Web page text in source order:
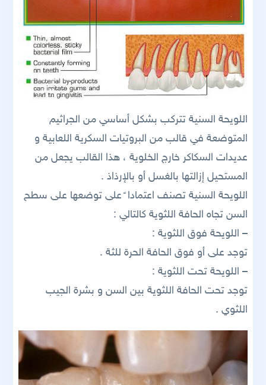
اللويحة السنية تتركب بشكل أساسي من الجراثيم
المتوضعة في قالب من البروتيات السكرية اللعابية و
عديدات السكاكر خارج الخلوية ، هذا القالب يجعل من
المستحيل إزالتها بالغسل أو بالإرذاذ .
اللويحة السنية تصنف اعتمادا ً على توضعها على سطح
السن تجاه الحافة اللثوية كالتالي :
– اللويحة فوق اللثوية :
توجد على أو فوق الحافة الحرة للثة .
– اللويحة تحت اللثوية :
توجد تحت الحافة اللثوية بين السن و بشرة الجيب
اللثوي .